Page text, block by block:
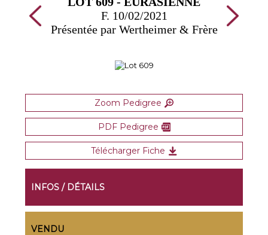
F. 10/02/2021
Présentée par Wertheimer & Frère
Zoom Pedigree
PDF Pedigree
Télécharger Fiche
INFOS / DÉTAILS
VENDU